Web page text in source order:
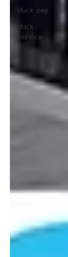
duck pay
duck
service